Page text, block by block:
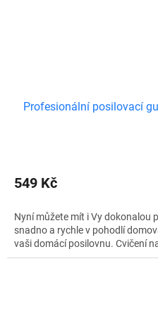
Profesionální posilovací
549 Kč
Nyní můžete mít i Vy dokonalou
snadno a rychle v pohodlí
vaši domácí posilovnu. Cvičení